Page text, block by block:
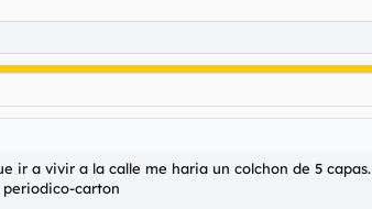
ir a vivir a la calle me haria un colchon de 5 capas.
carton